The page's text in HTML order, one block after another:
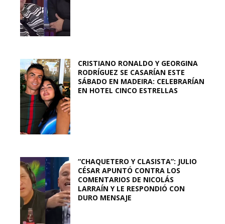
CRISTIANO RONALDO Y GEORGINA
RODRÍGUEZ SE CASARÍAN ESTE
SÁBADO EN MADEIRA: CELEBRARÍAN
EN HOTEL CINCO ESTRELLAS
“CHAQUETERO Y CLASISTA”: JULIO
CÉSAR APUNTÓ CONTRA LOS
COMENTARIOS DE NICOLÁS
LARRAÍN Y LE RESPONDIÓ CON
DURO MENSAJE